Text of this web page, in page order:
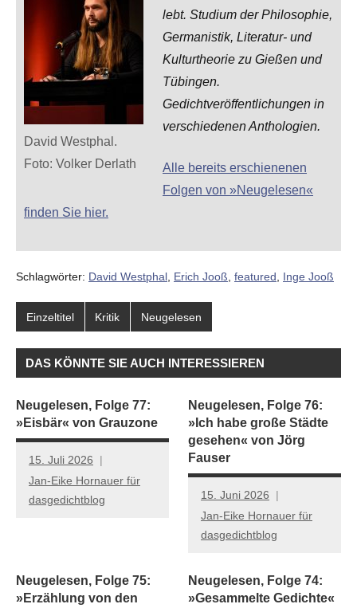
David Westphal.
Foto: Volker Derlath
lebt. Studium der Philosophie,
Germanistik, Literatur- und
Kulturtheorie zu Gießen und
Tübingen.
Gedichtveröffentlichungen in
verschiedenen Anthologien.
Alle bereits erschienenen
Folgen von »Neugelesen«
finden Sie hier.
Schlagwörter: David Westphal Erich Jooß featured Inge Jooß
Einzeltitel Kritik Neugelesen
DAS KÖNNTE SIE AUCH INTERESSIEREN
Neugelesen, Folge 77:
»Eisbär« von Grauzone
15. Juli 2026
Jan-Eike Hornauer für
dasgedichtblog
Neugelesen, Folge 76:
»Ich habe große Städte
gesehen« von Jörg
Fauser
15. Juni 2026
Jan-Eike Hornauer für
dasgedichtblog
Neugelesen, Folge 75:
»Erzählung von den
Neugelesen, Folge 74:
»Gesammelte Gedichte«